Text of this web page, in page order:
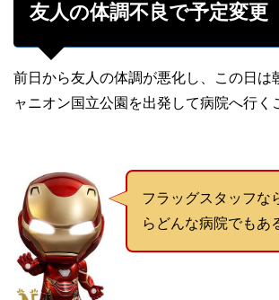
友人の体調不良で予定変更
前日から友人の体調が悪化し、この日は
ャニオン国立公園を出発して病院へ行く
フラッグスタッフな
らどんな病院でもあ